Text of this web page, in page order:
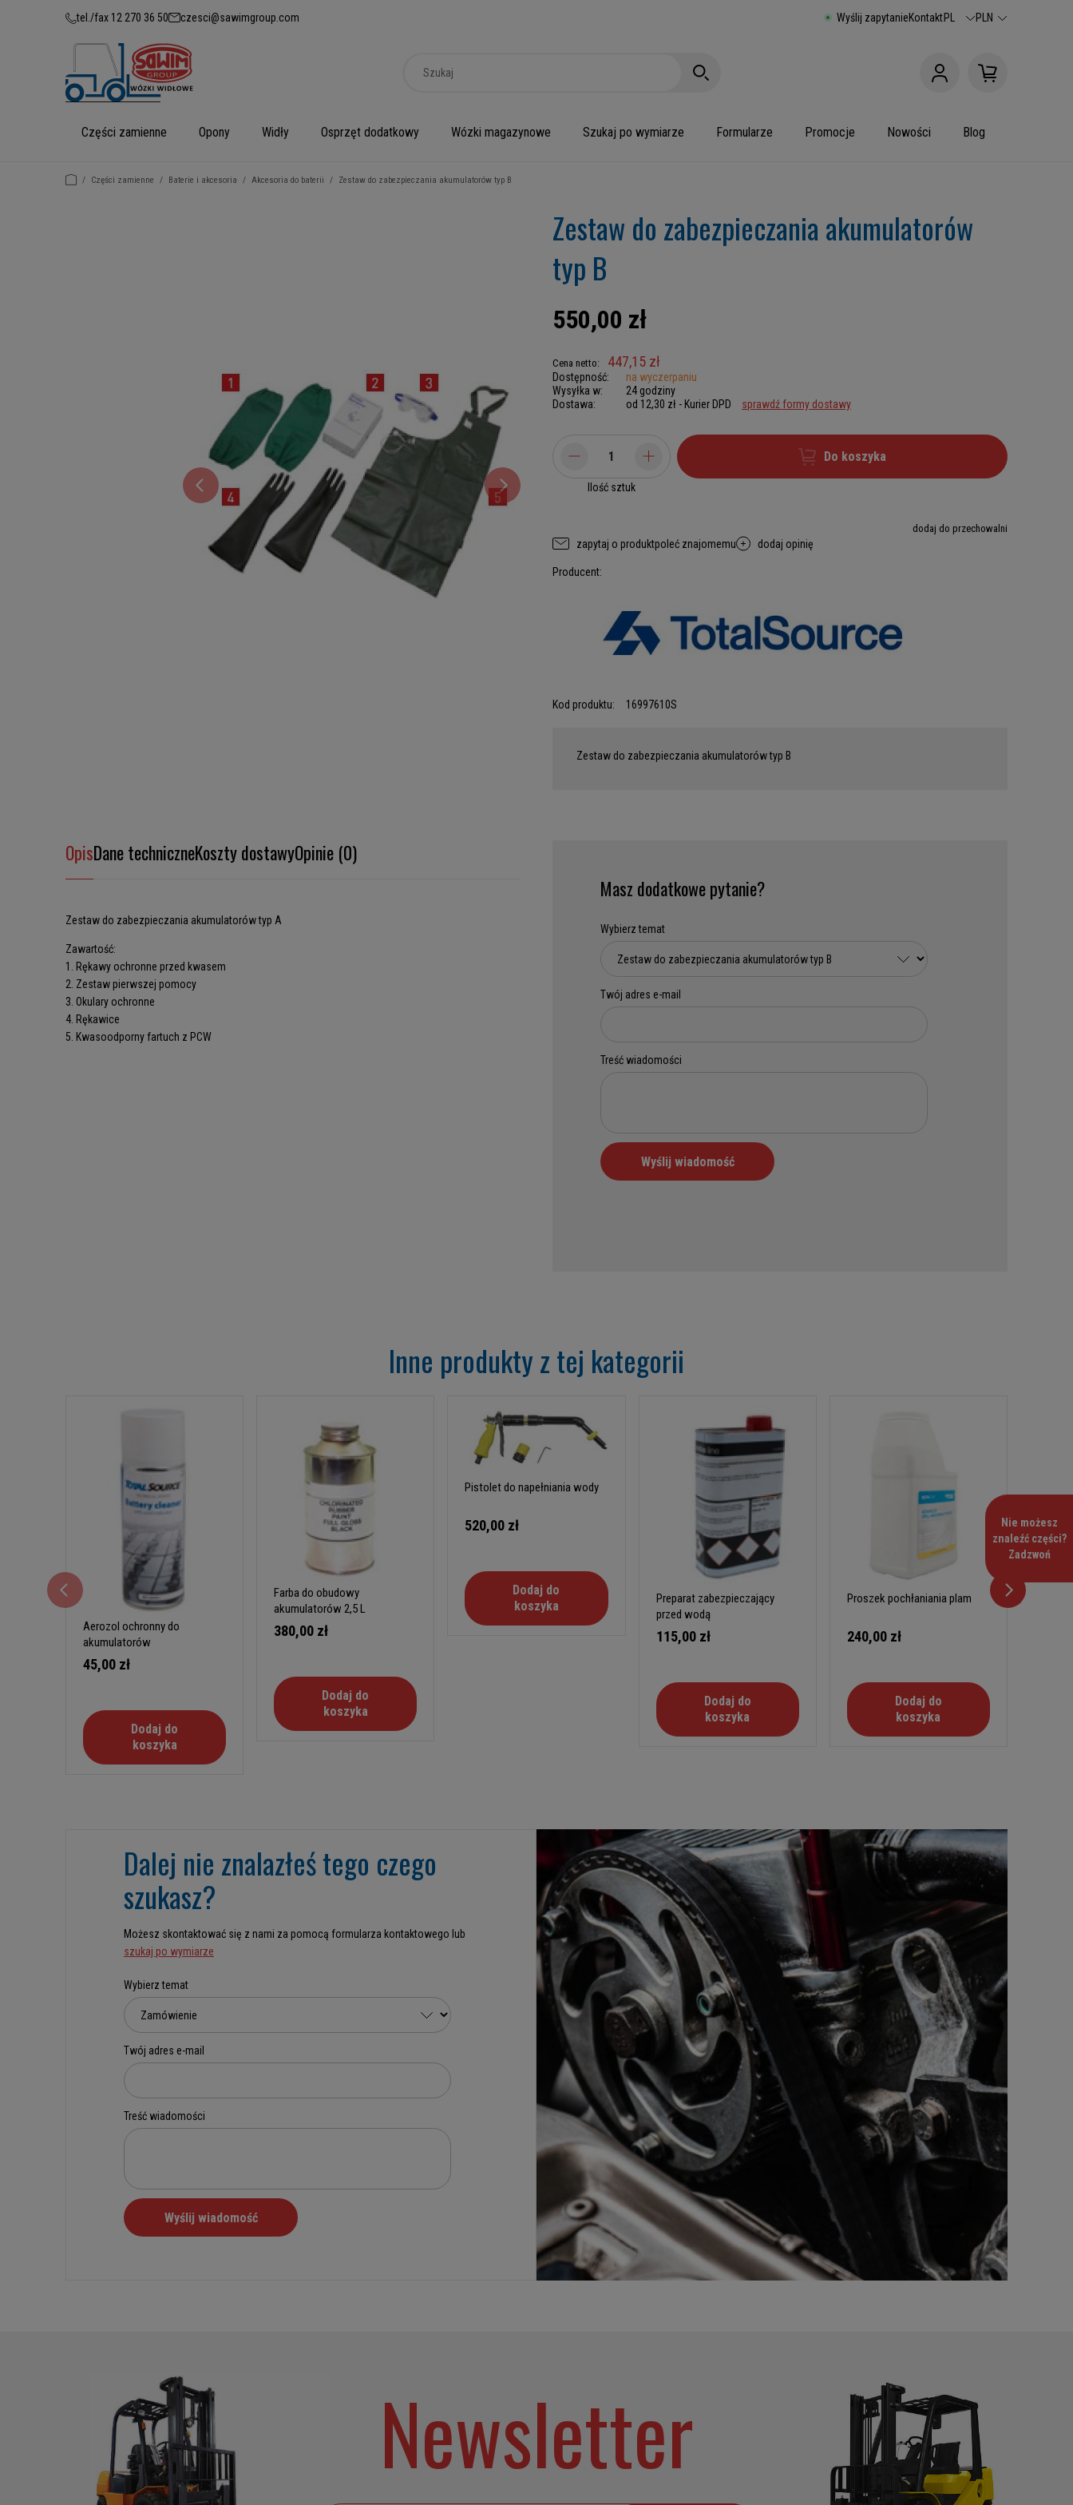
tel./fax 12 270 36 50 czesci@sawimgroup.com Wyślij zapytanieKontaktPL PLN
Części zamienne Opony Widły Osprzęt dodatkowy Wózki magazynowe Szukaj po wymiarze Formularze Promocje Nowości Blog
/ Części zamienne / Baterie i akcesoria / Akcesoria do baterii / Zestaw do zabezpieczania akumulatorów typ B
Zestaw do zabezpieczania akumulatorów
typ B
550,00 zł
Cena netto: 447,15 zł
Dostępność:
na wyczerpaniu
Wysyłka w:
24 godziny
Dostawa:
od 12,30 zł - Kurier DPD sprawdź formy dostawy
Ilość sztuk
Do koszyka
dodaj do przechowalni
zapytaj o produktpoleć znajomemu dodaj opinię
Producent:
Kod produktu: 16997610S
Zestaw do zabezpieczania akumulatorów typ B
OpisDane techniczneKoszty dostawyOpinie (0)
Zestaw do zabezpieczania akumulatorów typ A
Zawartość:
1. Rękawy ochronne przed kwasem
2. Zestaw pierwszej pomocy
3. Okulary ochronne
4. Rękawice
5. Kwasoodporny fartuch z PCW
Masz dodatkowe pytanie?
Inne produkty z tej kategorii
Aerozol ochronny do
akumulatorów
45,00 zł
Dodaj do
koszyka
Farba do obudowy
akumulatorów 2,5 L
380,00 zł
Dodaj do
koszyka
Pistolet do napełniania wody
520,00 zł
Dodaj do
koszyka
Preparat zabezpieczający
przed wodą
115,00 zł
Dodaj do
koszyka
Proszek pochłaniania plam
240,00 zł
Dodaj do
koszyka
Dalej nie znalazłeś tego czego
szukasz?
Możesz skontaktować się z nami za pomocą formularza kontaktowego lub
szukaj po wymiarze
Newsletter
Nie możesz
znaleźć części?
Zadzwoń